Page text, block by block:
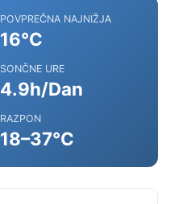
POVPREČNA NAJNIŽJA
16°C
SONČNE URE
4.9h/Dan
RAZPON
18–37°C